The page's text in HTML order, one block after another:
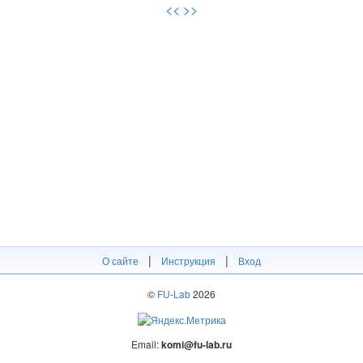
<< >>
О сайте | Инструкция | Вход
© FU-Lab2026
Email:komi@fu-lab.ru